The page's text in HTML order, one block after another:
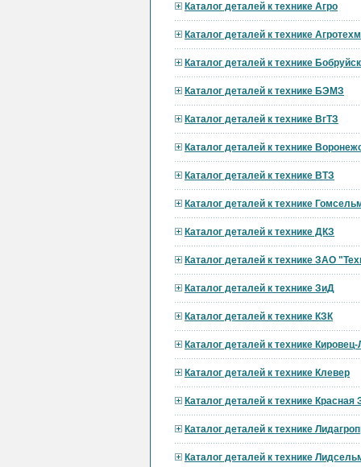
Каталог деталей к технике Агро
Каталог деталей к технике
Каталог деталей к технике
Каталог деталей к технике БЭМЗ
Каталог деталей к технике ВгТЗ
Каталог деталей к технике
Каталог деталей к технике ВТЗ
Каталог деталей к технике
Каталог деталей к технике ДКЗ
Каталог деталей к технике ЗАО
Каталог деталей к технике ЗиД
Каталог деталей к технике КЗК
Каталог деталей к технике
Каталог деталей к технике Клевер
Каталог деталей к технике Красная
Каталог деталей к технике
Каталог деталей к технике